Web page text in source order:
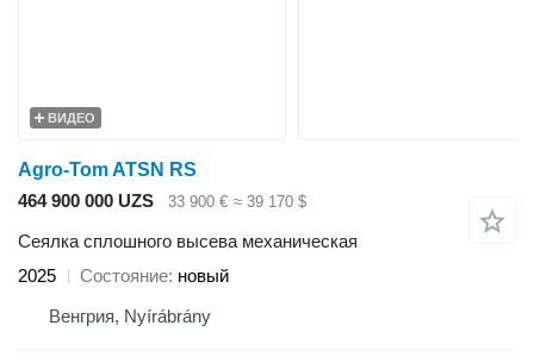
ВИДЕО
Agro-Tom ATSN RS
464 900 000 UZS
33 900 € ≈ 39 170 $
Сеялка сплошного высева механическая
2025
Состояние новый
Венгрия, Nyírábrány